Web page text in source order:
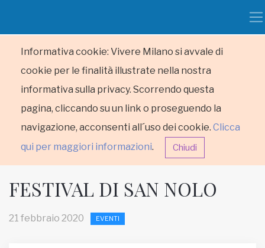
Informativa cookie: Vivere Milano si avvale di
cookie per le finalità illustrate nella nostra
informativa sulla privacy. Scorrendo questa
pagina, cliccando su un link o proseguendo la
navigazione, acconsenti all´uso dei cookie. Clicca
qui per maggiori informazioni. Chiudi
FESTIVAL DI SAN NOLO
21 febbraio 2020 EVENTI